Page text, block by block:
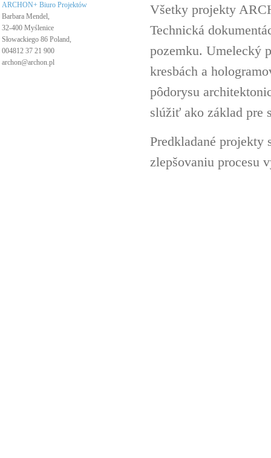
ARCHON+ Biuro Projektów
Barbara Mendel,
32-400 Myślenice
Słowackiego 86 Poland,
004812 37 21 900
archon@archon.pl
Všetky projekty
Technická
pozemku. Umelecký
kresbách a
pôdorysu
slúžiť ako základ pre
Predkladané
zlepšovaniu procesu